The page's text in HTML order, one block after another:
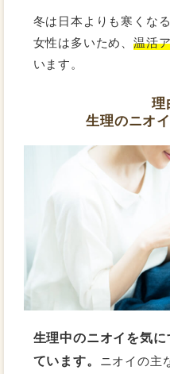
冬は日本よりも寒くな
女性は多いため、温活
います。
理
生理のニオ
生理中のニオイを気
ています。 ニオイの主